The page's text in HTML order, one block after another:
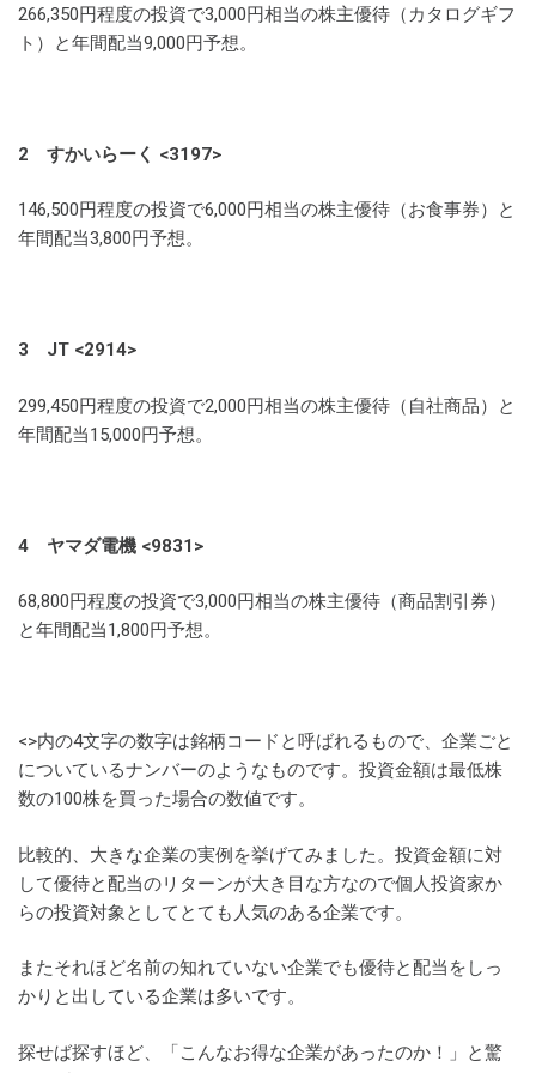
266,350円程度の投資で3,000円相当の株主優待（カタログギフ
ト）と年間配当9,000円予想。
2 すかいらーく <3197>
146,500円程度の投資で6,000円相当の株主優待（お食事券）と
年間配当3,800円予想。
3 JT <2914>
299,450円程度の投資で2,000円相当の株主優待（自社商品）と
年間配当15,000円予想。
4 ヤマダ電機 <9831>
68,800円程度の投資で3,000円相当の株主優待（商品割引券）
と年間配当1,800円予想。
<>内の4文字の数字は銘柄コードと呼ばれるもので、企業ごと
についているナンバーのようなものです。投資金額は最低株
数の100株を買った場合の数値です。
比較的、大きな企業の実例を挙げてみました。投資金額に対
して優待と配当のリターンが大き目な方なので個人投資家か
らの投資対象としてとても人気のある企業です。
またそれほど名前の知れていない企業でも優待と配当をしっ
かりと出している企業は多いです。
探せば探すほど、「こんなお得な企業があったのか！」と驚